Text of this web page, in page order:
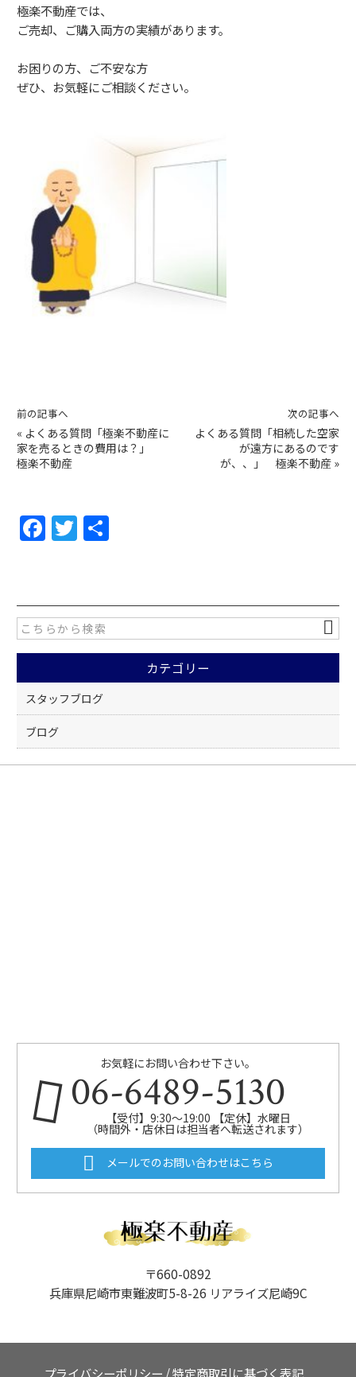
極楽不動産では、
ご売却、ご購入両方の実績があります。
お困りの方、ご不安な方
ぜひ、お気軽にご相談ください。
前の記事へ
« よくある質問「極楽不動産に
家を売るときの費用は？」
極楽不動産
次の記事へ
よくある質問「相続した空家
が遠方にあるのです
が、、」 極楽不動産 »
F
a
e
b
o
o
k
T
w
er
カテゴリー
スタッフブログ
ブログ
お気軽にお問い合わせ下さい。
06-6489-5130
【受付】9:30～19:00 【定休】水曜日
（時間外・店休日は担当者へ転送されます）
メールでのお問い合わせはこちら
〒660-0892
兵庫県尼崎市東難波町5-8-26 リアライズ尼崎9C
プライバシーポリシー /特定商取引に基づく表記